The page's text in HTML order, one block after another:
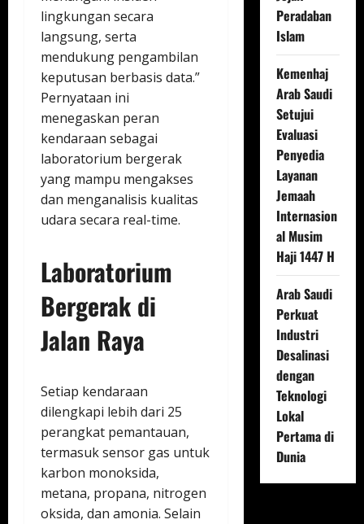
lingkungan secara
langsung, serta
mendukung pengambilan
keputusan berbasis data.”
Pernyataan ini
menegaskan peran
kendaraan sebagai
laboratorium bergerak
yang mampu mengakses
dan menganalisis kualitas
udara secara real-time.
Laboratorium
Bergerak di
Jalan Raya
Setiap kendaraan
dilengkapi lebih dari 25
perangkat pemantauan,
termasuk sensor gas untuk
karbon monoksida,
metana, propana, nitrogen
oksida, dan amonia. Selain
Peradaban
Islam
Kemenhaj
Arab Saudi
Setujui
Evaluasi
Penyedia
Layanan
Jemaah
Internasion
al Musim
Haji 1447 H
Arab Saudi
Perkuat
Industri
Desalinasi
dengan
Teknologi
Lokal
Pertama di
Dunia